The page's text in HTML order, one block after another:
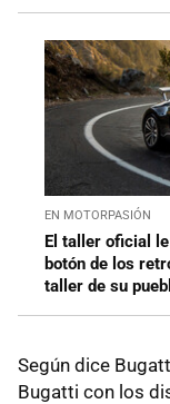
EN MOTORPASIÓN
El taller oficial
botón de los
taller de su
Según dice
Bugatti con los